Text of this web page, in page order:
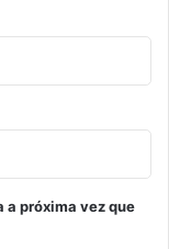
a próxima vez que